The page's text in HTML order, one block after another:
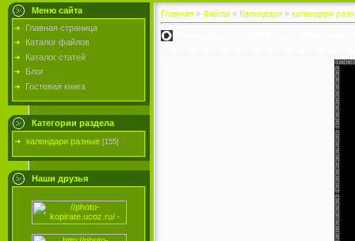
Меню сайта
Главная страница
Каталог файлов
Каталог статей
Блог
Гостевая книга
Категории раздела
календари разные [155]
Наши друзья
Главная » Файлы » Календари » календари